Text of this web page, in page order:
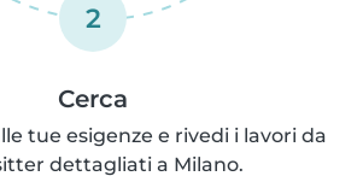
2
Cerca
tue esigenze e rivedi i lavori da
dettagliati a Milano.